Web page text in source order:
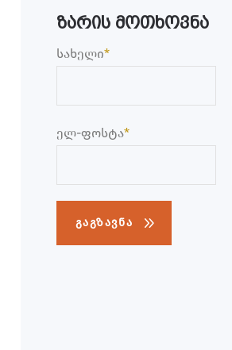
ზარის მოთხოვნა
სახელი*
ელ-ფოსტა*